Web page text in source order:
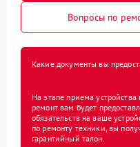
Вопросы по
Какие документы вы
На этапе приема
ремонт вам будет
обязательств на ваше
по ремонту техники, вы
гарантийный талон.